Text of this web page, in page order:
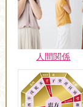
人間関係